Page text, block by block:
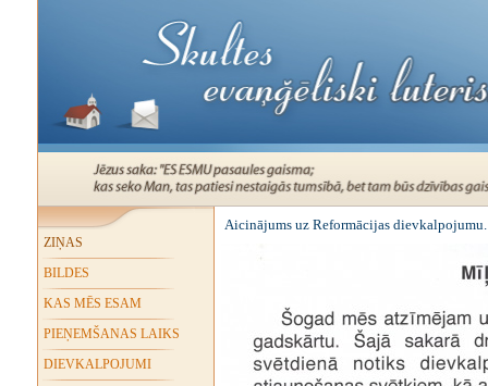
ZIŅAS
BILDES
KAS MĒS ESAM
PIEŅEMŠANAS LAIKS
DIEVKALPOJUMI
Aicinājums uz Reformācijas dievkalpojumu.